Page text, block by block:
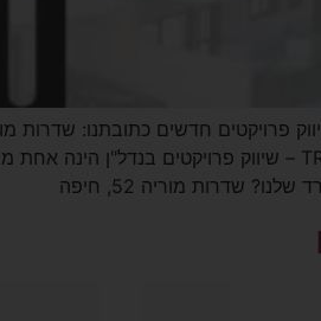
שדרות מוריה 52, חיפה